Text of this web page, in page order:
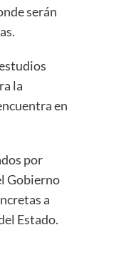
serán
la
en
por
Gobierno
a
Estado.